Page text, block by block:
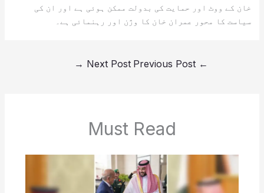
خان کے ووٹ اور حمایت کی بدولت ممکن ہوئی ہے اور ان کی
سیاست کا محور عمران خان کا وژن اور رہنمائی ہے۔
←
Next Post
→
Must Read